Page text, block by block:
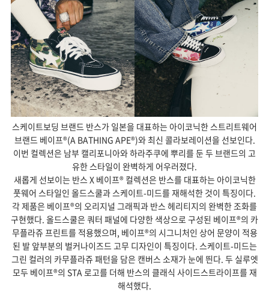
스케이트보딩 브랜드 반스가 일본을 대표하는 아이코닉한 스트리트웨어
브랜드 베이프®(A BATHING APE®)와 최신 콜라보레이션을 선보인다.
이번 컬렉션은 남부 캘리포니아와 하라주쿠에 뿌리를 둔 두 브랜드의 고
유한 스타일이 완벽하게 어우러졌다.
새롭게 선보이는 반스 X 베이프® 컬렉션은 반스를 대표하는 아이코닉한
풋웨어 스타일인 올드스쿨과 스케이트-미드를 재해석한 것이 특징이다.
각 제품은 베이프®의 오리지널 그래픽과 반스 헤리티지의 완벽한 조화를
구현했다. 올드스쿨은 쿼터 패널에 다양한 색상으로 구성된 베이프®의 카
무플라쥬 프린트를 적용했으며, 베이프®의 시그니처인 상어 문양이 적용
된 발 앞부분의 벌커나이즈드 고무 디자인이 특징이다. 스케이트-미드는
그린 컬러의 카무플라쥬 패턴을 담은 캔버스 소재가 눈에 띈다. 두 실루엣
모두 베이프®의 STA 로고를 더해 반스의 클래식 사이드스트라이프를 재
해석했다.